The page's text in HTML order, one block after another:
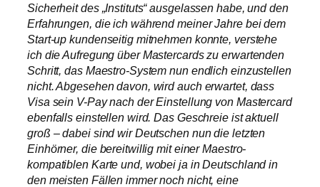
Sicherheit des „Instituts“ ausgelassen habe, und den
Erfahrungen, die ich während meiner Jahre bei dem
Start-up kundenseitig mitnehmen konnte, verstehe
ich die Aufregung über Mastercards zu erwartenden
Schritt, das Maestro-System nun endlich einzustellen
nicht. Abgesehen davon, wird auch erwartet, dass
Visa sein V-Pay nach der Einstellung von Mastercard
ebenfalls einstellen wird. Das Geschreie ist aktuell
groß – dabei sind wir Deutschen nun die letzten
Einhörner, die bereitwillig mit einer Maestro-
kompatiblen Karte und, wobei ja in Deutschland in
den meisten Fällen immer noch nicht, eine